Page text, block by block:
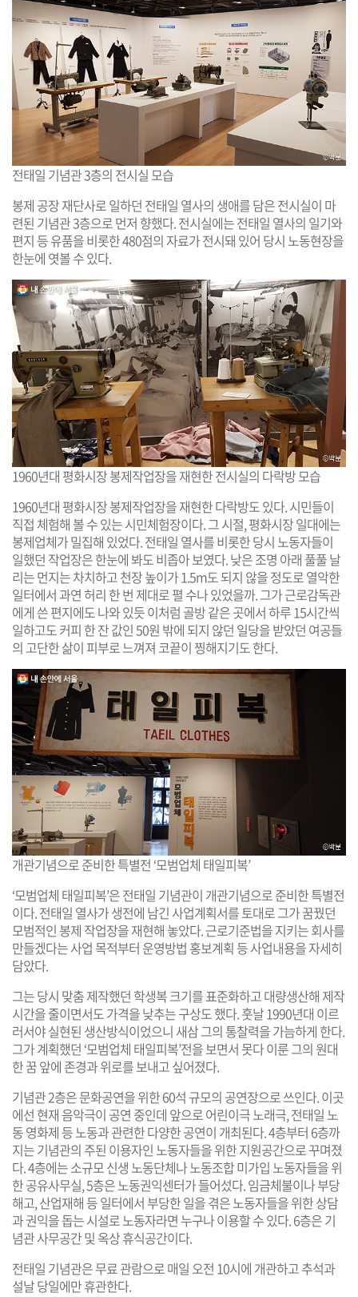
전태일 기념관 3층의 전시실 모습
봉제 공장 재단사로 일하던 전태일 열사의 생애를 담은 전시실이 마
련된 기념관 3층으로 먼저 향했다. 전시실에는 전태일 열사의 일기와
편지 등 유품을 비롯한 480점의 자료가 전시돼 있어 당시 노동현장을
한눈에 엿볼 수 있다.
1960년대 평화시장 봉제작업장을 재현한 전시실의 다락방 모습
1960년대 평화시장 봉제작업장을 재현한 다락방도 있다. 시민들이
직접 체험해 볼 수 있는 시민체험장이다. 그 시절, 평화시장 일대에는
봉제업체가 밀집해 있었다. 전태일 열사를 비롯한 당시 노동자들이
일했던 작업장은 한눈에 봐도 비좁아 보였다. 낮은 조명 아래 풀풀 날
리는 먼지는 차치하고 천장 높이가 1.5m도 되지 않을 정도로 열악한
일터에서 과연 허리 한 번 제대로 펼 수나 있었을까. 그가 근로감독관
에게 쓴 편지에도 나와 있듯 이처럼 골방 같은 곳에서 하루 15시간씩
일하고도 커피 한 잔 값인 50원 밖에 되지 않던 일당을 받았던 여공들
의 고단한 삶이 피부로 느껴져 코끝이 찡해지기도 한다.
개관기념으로 준비한 특별전 ‘모범업체 태일피복’
‘모범업체 태일피복’은 전태일 기념관이 개관기념으로 준비한 특별전
이다. 전태일 열사가 생전에 남긴 사업계획서를 토대로 그가 꿈꿨던
모범적인 봉제 작업장을 재현해 놓았다. 근로기준법을 지키는 회사를
만들겠다는 사업 목적부터 운영방법 홍보계획 등 사업내용을 자세히
담았다.
그는 당시 맞춤 제작했던 학생복 크기를 표준화하고 대량생산해 제작
시간을 줄이면서도 가격을 낮추는 구상도 했다. 훗날 1990년대 이르
러서야 실현된 생산방식이었으니 새삼 그의 통찰력을 가늠하게 한다.
그가 계획했던 ‘모범업체 태일피복’전을 보면서 못다 이룬 그의 원대
한 꿈 앞에 존경과 위로를 보내고 싶어졌다.
기념관 2층은 문화공연을 위한 60석 규모의 공연장으로 쓰인다. 이곳
에선 현재 음악극이 공연 중인데 앞으로 어린이극 노래극, 전태일 노
동 영화제 등 노동과 관련한 다양한 공연이 개최된다. 4층부터 6층까
지는 기념관의 주된 이용자인 노동자들을 위한 지원공간으로 꾸며졌
다. 4층에는 소규모 신생 노동단체나 노동조합 미가입 노동자들을 위
한 공유사무실, 5층은 노동권익센터가 들어섰다. 임금체불이나 부당
해고, 산업재해 등 일터에서 부당한 일을 겪은 노동자들을 위한 상담
과 권익을 돕는 시설로 노동자라면 누구나 이용할 수 있다. 6층은 기
념관 사무공간 및 옥상 휴식공간이다.
전태일 기념관은 무료 관람으로 매일 오전 10시에 개관하고 추석과
설날 당일에만 휴관한다.